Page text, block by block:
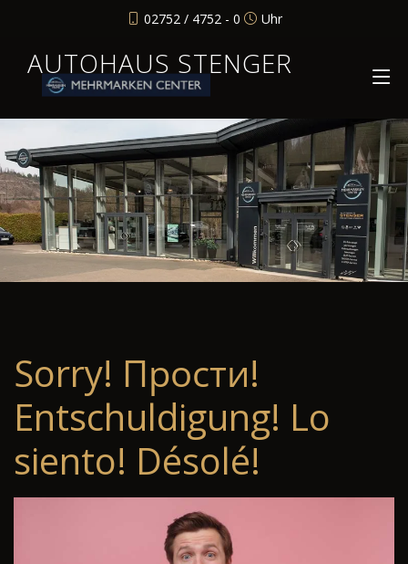
02752 / 4752 - 0 Uhr
AUTOHAUS STENGER
Sorry! Прости!
Entschuldigung! Lo
siento! Désolé!